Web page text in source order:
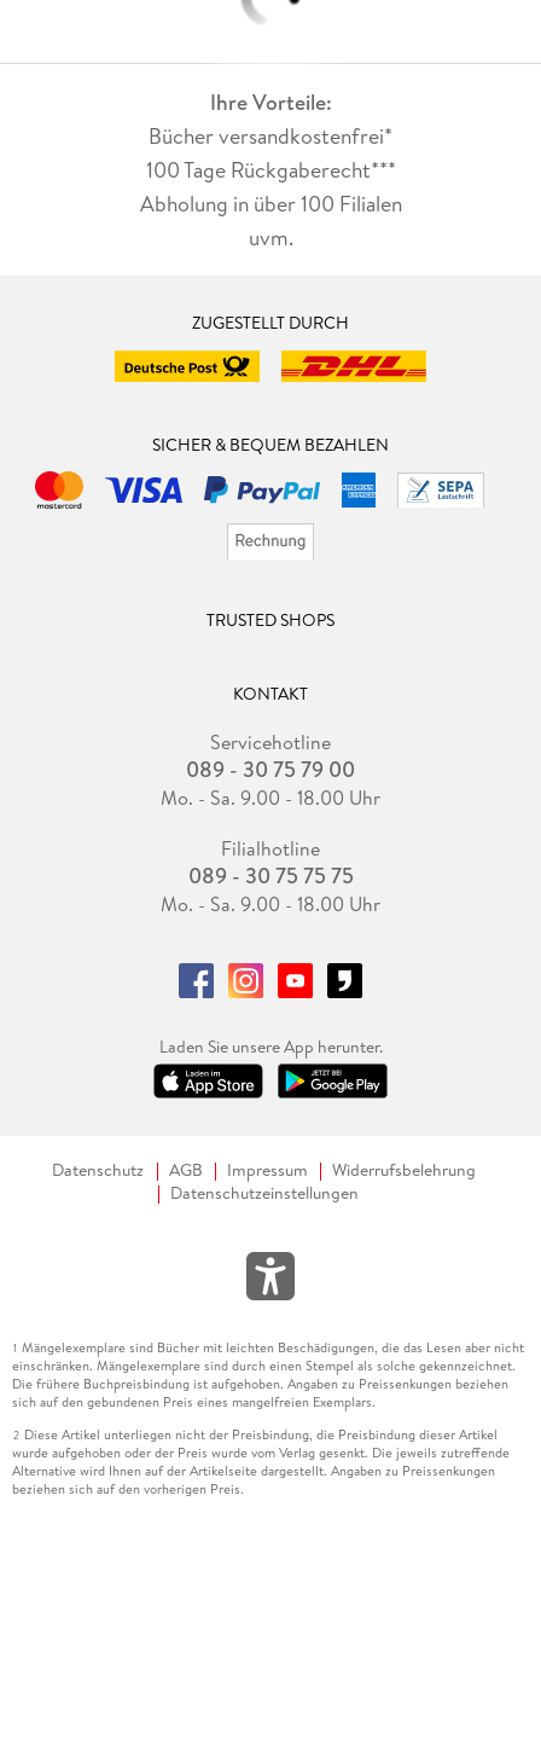
Ihre Vorteile:
Bücher versandkostenfrei*
100 Tage Rückgaberecht***
Abholung in über 100 Filialen
uvm.
ZUGESTELLT DURCH
SICHER & BEQUEM BEZAHLEN
TRUSTED SHOPS
KONTAKT
Servicehotline
089 - 30 75 79 00
Mo. - Sa. 9.00 - 18.00 Uhr
Filialhotline
089 - 30 75 75 75
Mo. - Sa. 9.00 - 18.00 Uhr
Laden Sie unsere App herunter.
Datenschutz AGB Impressum
Widerrufsbelehrung
Datenschutzeinstellungen
1 Mängelexemplare sind Bücher mit leichten Beschädigungen, die das Lesen aber nicht
einschränken. Mängelexemplare sind durch einen Stempel als solche gekennzeichnet.
Die frühere Buchpreisbindung ist aufgehoben. Angaben zu Preissenkungen beziehen
sich auf den gebundenen Preis eines mangelfreien Exemplars.
2 Diese Artikel unterliegen nicht der Preisbindung, die Preisbindung dieser Artikel
wurde aufgehoben oder der Preis wurde vom Verlag gesenkt. Die jeweils zutreffende
Alternative wird Ihnen auf der Artikelseite dargestellt. Angaben zu Preissenkungen
beziehen sich auf den vorherigen Preis.